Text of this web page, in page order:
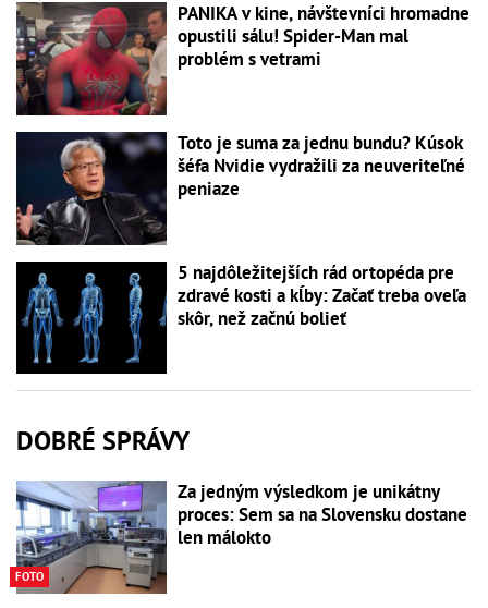
PANIKA v kine, návštevníci hromadne
opustili sálu! Spider-Man mal
problém s vetrami
Toto je suma za jednu bundu? Kúsok
šéfa Nvidie vydražili za neuveriteľné
peniaze
5 najdôležitejších rád ortopéda pre
zdravé kosti a kĺby: Začať treba oveľa
skôr, než začnú bolieť
DOBRÉ SPRÁVY
FOTO
Za jedným výsledkom je unikátny
proces: Sem sa na Slovensku dostane
len málokto